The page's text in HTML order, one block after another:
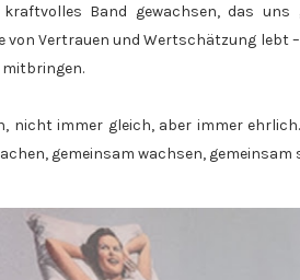
Band gewachsen, das uns
Vertrauen und Wertschätzung lebt
mitbringen.
nicht immer gleich, aber immer
gemeinsam wachsen, gemeinsam